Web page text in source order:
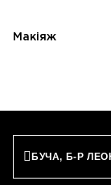
Макіяж
БУЧА, Б-Р